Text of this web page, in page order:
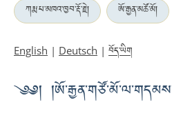
ཀརྨ་པ་མཁའ་ཁྱབ་རྡོ་རྗེ།
ཨོ་རྒྱན་མཚོ་མོ།
English | Deutsch | བོད་ཡིག
༄༅།